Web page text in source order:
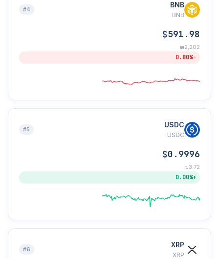
BNB
BNB
#4
$591.98
₪2,202
-0.80%
USDC
USDC
#5
$0.9996
₪3.72
+0.00%
XRP
XRP
#6